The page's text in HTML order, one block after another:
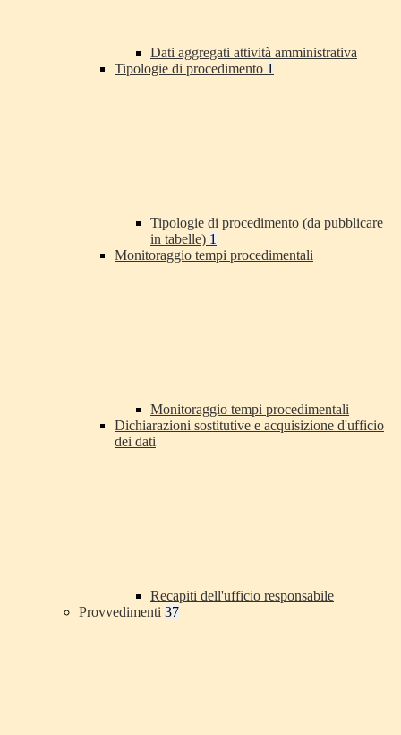
Dati aggregati attività amministrativa
Tipologie di procedimento 1
Tipologie di procedimento (da pubblicare
in tabelle) 1
Monitoraggio tempi procedimentali
Monitoraggio tempi procedimentali
Dichiarazioni sostitutive e acquisizione d'ufficio
dei dati
Recapiti dell'ufficio responsabile
Provvedimenti 37